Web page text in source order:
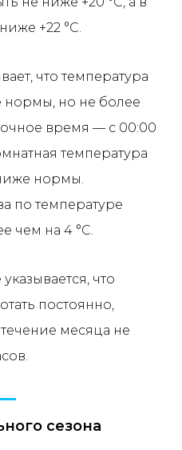
+22 °C.
что температура
нормы, но не более
время — с 00:00
температура
нормы.
по температуре
чем на 4 °C.
что
постоянно,
месяца не
сезона